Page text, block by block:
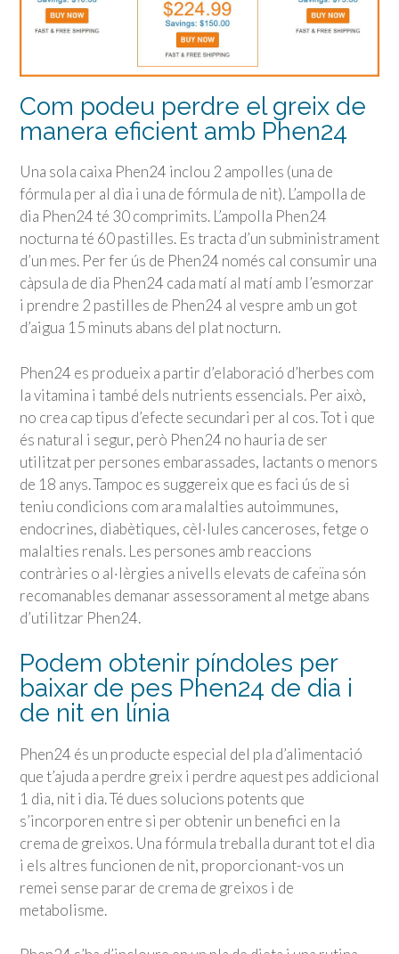
Com podeu perdre el greix de
manera eficient amb Phen24
Una sola caixa Phen24 inclou 2 ampolles (una de
fórmula per al dia i una de fórmula de nit). L’ampolla de
dia Phen24 té 30 comprimits. L’ampolla Phen24
nocturna té 60 pastilles. Es tracta d’un subministrament
d’un mes. Per fer ús de Phen24 només cal consumir una
càpsula de dia Phen24 cada matí al matí amb l’esmorzar
i prendre 2 pastilles de Phen24 al vespre amb un got
d’aigua 15 minuts abans del plat nocturn.
Phen24 es produeix a partir d’elaboració d’herbes com
la vitamina i també dels nutrients essencials. Per això,
no crea cap tipus d’efecte secundari per al cos. Tot i que
és natural i segur, però Phen24 no hauria de ser
utilitzat per persones embarassades, lactants o menors
de 18 anys. Tampoc es suggereix que es faci ús de si
teniu condicions com ara malalties autoimmunes,
endocrines, diabètiques, cèl·lules canceroses, fetge o
malalties renals. Les persones amb reaccions
contràries o al·lèrgies a nivells elevats de cafeïna són
recomanables demanar assessorament al metge abans
d’utilitzar Phen24.
Podem obtenir píndoles per
baixar de pes Phen24 de dia i
de nit en línia
Phen24 és un producte especial del pla d’alimentació
que t’ajuda a perdre greix i perdre aquest pes addicional
1 dia, nit i dia. Té dues solucions potents que
s’incorporen entre si per obtenir un benefici en la
crema de greixos. Una fórmula treballa durant tot el dia
i els altres funcionen de nit, proporcionant-vos un
remei sense parar de crema de greixos i de
metabolisme.